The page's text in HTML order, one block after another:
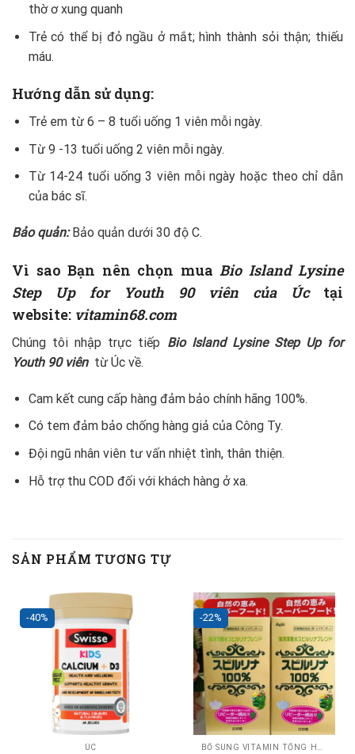
thờ ơ xung quanh
Trẻ có thể bị đỏ ngầu ở mắt; hình thành sỏi thận; thiếu
máu.
Hướng dẫn sử dụng:
Trẻ em từ 6 – 8 tuổi uống 1 viên mỗi ngày.
Từ 9 -13 tuổi uống 2 viên mỗi ngày.
Từ 14-24 tuổi uống 3 viên mỗi ngày hoặc theo chỉ dẫn
của bác sĩ.
Bảo quản: Bảo quản dưới 30 độ C.
Vì sao Bạn nên chọn mua Bio Island Lysine
Step Up for Youth 90 viên của Úctại
website: vitamin68.com
Chúng tôi nhập trực tiếp Bio Island Lysine Step Up for
Youth 90 viên từ Úc về.
Cam kết cung cấp hàng đảm bảo chính hãng 100%.
Có tem đảm bảo chống hàng giả của Công Ty.
Đội ngũ nhân viên tư vấn nhiệt tình, thân thiện.
Hỗ trợ thu COD đối với khách hàng ở xa.
SẢN PHẨM TƯƠNG TỰ
-40%
ÚC
-22%
BỔ SUNG VITAMIN TỔNG HỢP HÀNG NGÀY